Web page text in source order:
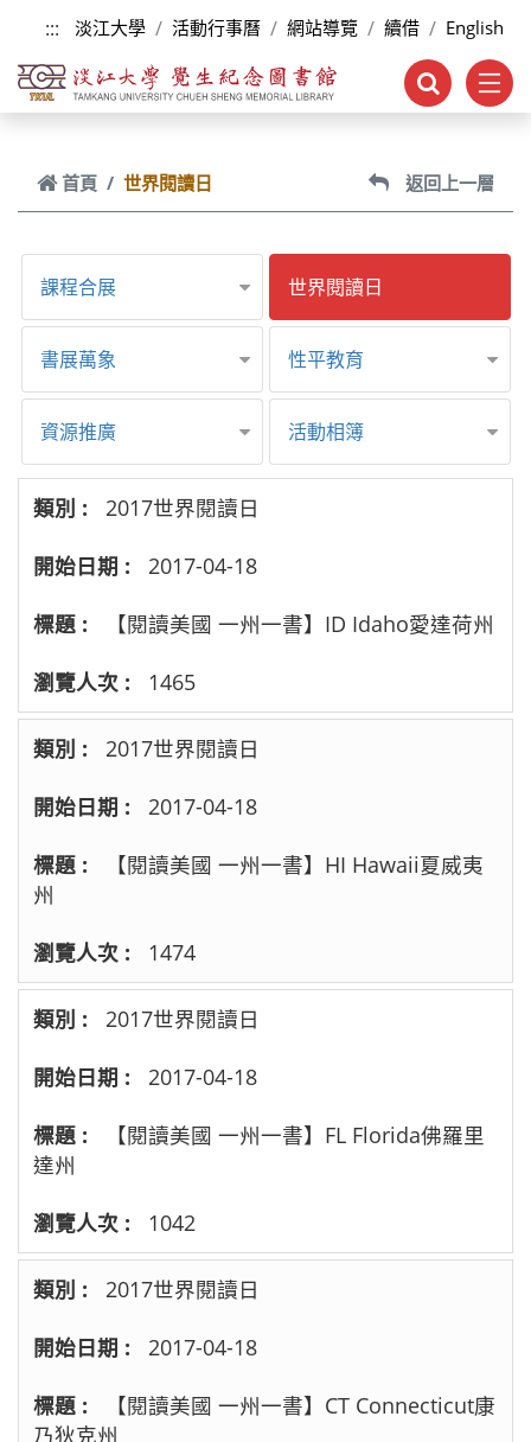
跳到主要內容
::: 淡江大學 活動行事曆 網站導覽 續借 English
首頁 世界閱讀日 返回上一層
課程合展 世界閱讀日
書展萬象 性平教育
資源推廣 活動相簿
2017世界閱讀日
2017-04-18
【閱讀美國 一州一書】ID Idaho愛達荷州
1465
2017世界閱讀日
2017-04-18
【閱讀美國 一州一書】HI Hawaii夏威夷
州
1474
2017世界閱讀日
2017-04-18
【閱讀美國 一州一書】FL Florida佛羅里
達州
1042
2017世界閱讀日
2017-04-18
【閱讀美國 一州一書】CT Connecticut康
乃狄克州